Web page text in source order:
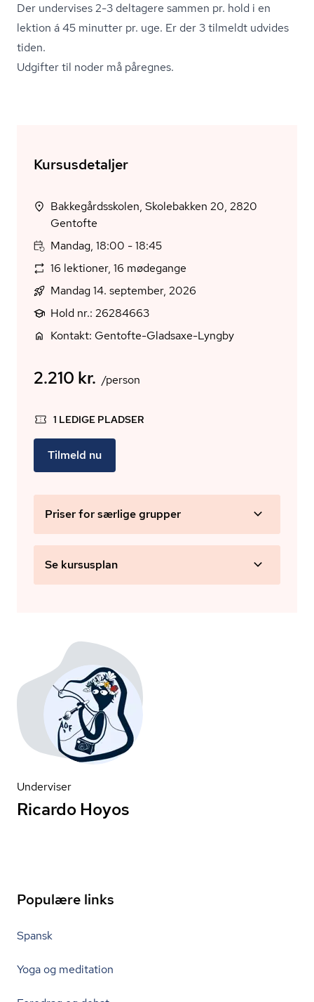
Der undervises 2-3 deltagere sammen pr. hold i en
lektion á 45 minutter pr. uge. Er der 3 tilmeldt udvides
tiden.
Udgifter til noder må påregnes.
Kursusdetaljer
Bakkegårdsskolen, Skolebakken 20, 2820
Gentofte
Mandag, 18:00 - 18:45
16 lektioner, 16 mødegange
Mandag 14. september, 2026
Hold nr.: 26284663
Kontakt: Gentofte-Gladsaxe-Lyngby
2.210 kr. /person
1 LEDIGE PLADSER
Tilmeld nu
Priser for særlige grupper
Se kursusplan
Underviser
Ricardo Hoyos
Populære links
Spansk
Yoga og meditation